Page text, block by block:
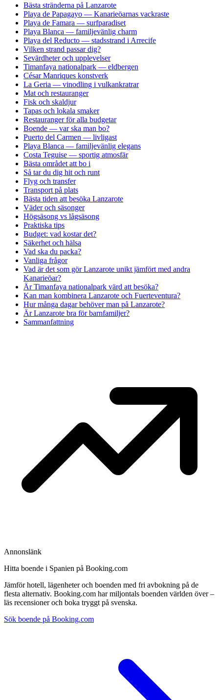
Bästa stränderna på Lanzarote
Playa de Papagayo — Kanarieöarnas vackraste
Playa de Famara — surfparadiset
Playa Blanca — familjevänlig charm
Playa del Reducto — stadsstrand i Arrecife
Vilken strand passar dig?
Sevärdheter och upplevelser
Timanfaya nationalpark — eldbergen
César Manriques konstverk
La Geria — vinodling i vulkankratrar
Mat och restauranger
Fisk och skaldjur
Tapas och lokala smaker
Restauranger för alla budgetar
Boende — var ska man bo?
Puerto del Carmen — livligast
Playa Blanca — familjevänlig elegans
Costa Teguise — sportig atmosfär
Bästa området att bo i
Så tar du dig hit och runt
Flyg och transfer
Transport på plats
Bästa tiden att besöka Lanzarote
Väder och säsonger
Högsäsong vs lågsäsong
Praktiska tips
Budget: vad kostar det?
Säkerhet och hälsa
Vad ska du packa?
Vanliga frågor
Vad är det som gör Lanzarote unikt jämfört med andra
Kanarieöar?
Är Timanfaya nationalpark värd att besöka?
Kan man kombinera Lanzarote och Fuerteventura?
Hur många dagar behöver man på Lanzarote?
Är Lanzarote bra för barnfamiljer?
Sammanfattning
Annonslänk
Hitta boende i Spanien på Booking.com
Jämför hotell, lägenheter och boenden med fri avbokning på de
flesta alternativ. Booking.com har miljontals boenden världen över –
läs recensioner och boka tryggt på svenska.
Sök boende på Booking.com